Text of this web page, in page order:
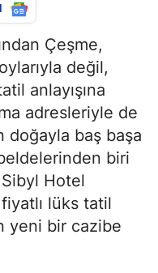
Çeşme,
değil,
anlayışına
adresleriyle de
doğayla baş başa
biri
Sibyl Hotel
lüks tatil
yeni bir cazibe